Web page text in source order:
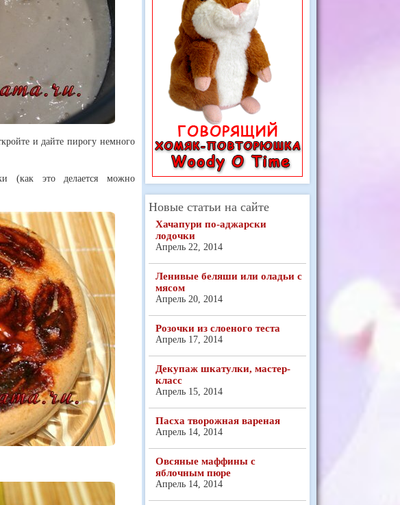
Новые статьи на сайте
Хачапури по-аджарски
лодочки
Апрель 22, 2014
Ленивые беляши или оладьи с
мясом
Апрель 20, 2014
Розочки из слоеного теста
Апрель 17, 2014
Декупаж шкатулки, мастер-
класс
Апрель 15, 2014
Пасха творожная вареная
Апрель 14, 2014
Овсяные маффины с
яблочным пюре
Апрель 14, 2014
и дайте пирогу немного
(как это делается можно